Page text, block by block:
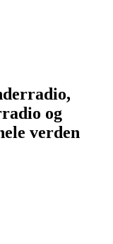
og
verden